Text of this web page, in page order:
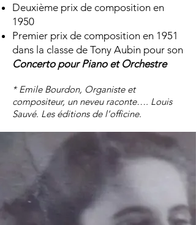
Deuxième prix de composition en
1950
Premier prix de composition en 1951
dans la classe de Tony Aubin pour son
Concerto pour Piano et Orchestre
* Emile Bourdon, Organiste et
compositeur, un neveu raconte…. Louis
Sauvé. Les éditions de l’officine.